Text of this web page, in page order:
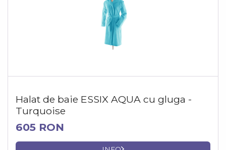
Halat de baie ESSIX AQUA cu gluga -
Turquoise
605 RON